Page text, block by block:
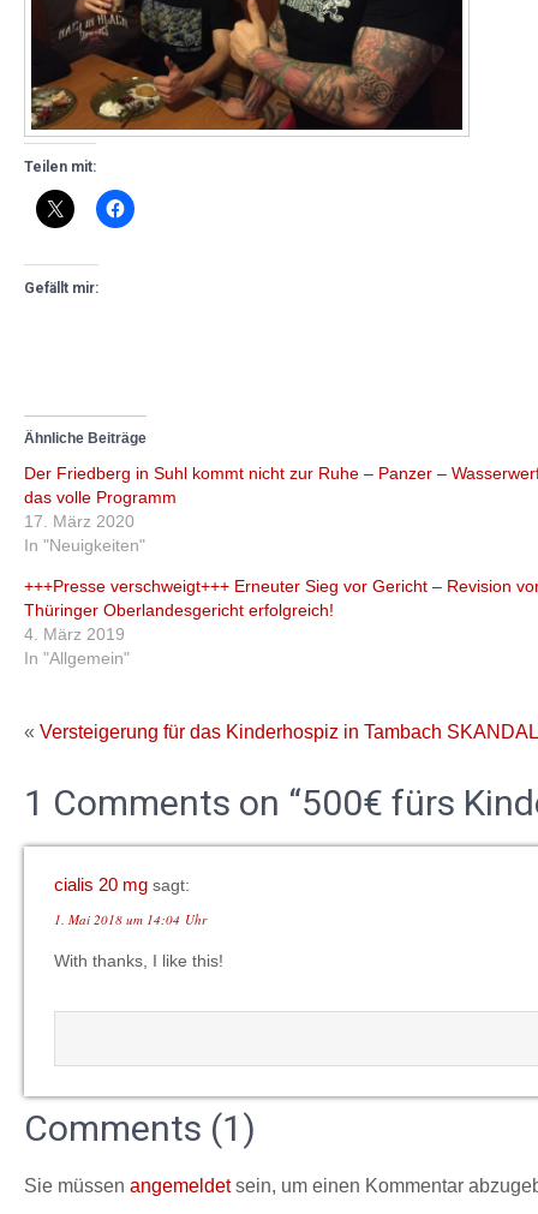
Teilen mit:
Gefällt mir:
Ähnliche Beiträge
Der Friedberg in Suhl kommt nicht zur Ruhe – Panzer –
das volle Programm
17. März 2020
In "Neuigkeiten"
+++Presse verschweigt+++ Erneuter Sieg vor Gericht – Revision
Thüringer Oberlandesgericht erfolgreich!
4. März 2019
In "Allgemein"
« Versteigerung für das Kinderhospiz in Tambach
1 Comments on “500€ fürs
cialis 20 mg sagt:
1. Mai 2018 um 14:04 Uhr
With thanks, I like this!
Comments (1)
Sie müssen angemeldetsein, um einen Kommentar